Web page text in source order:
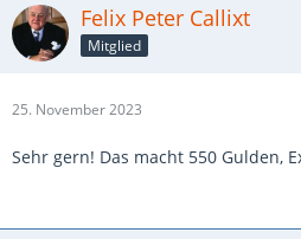
Felix Peter Callixt
Mitglied
25. November 2023
Sehr gern! Das macht 550 Gulden,